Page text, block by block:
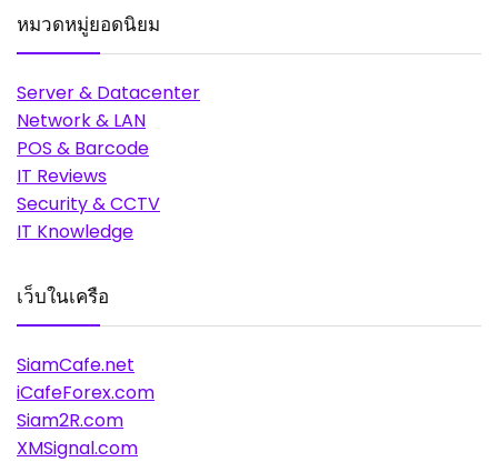
หมวดหมู่ยอดนิยม
Server & Datacenter
Network & LAN
POS & Barcode
IT Reviews
Security & CCTV
IT Knowledge
เว็บในเครือ
SiamCafe.net
iCafeForex.com
Siam2R.com
XMSignal.com